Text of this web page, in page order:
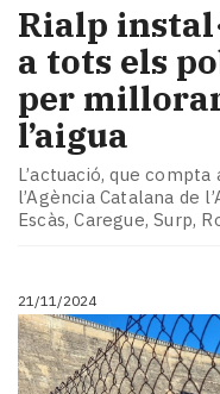
Rialp
a tots els
per
l’aigua
L’actuació, que
l’Agència Catalana de
Escàs, Caregue, Surp,
21/11/2024